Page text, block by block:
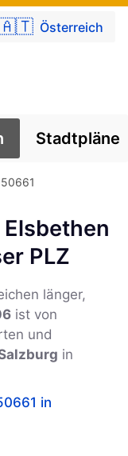
Österreich
Stadtpläne
50661
PLZ
länger,
ist von
und
in
in